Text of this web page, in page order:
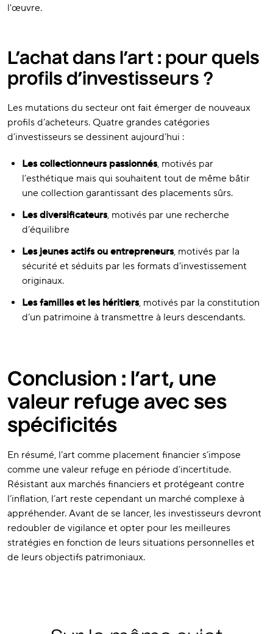
l'œuvre.
L’achat dans l’art : pour quels
profils d’investisseurs ?
Les mutations du secteur ont fait émerger de nouveaux
profils d’acheteurs. Quatre grandes catégories
d’investisseurs se dessinent aujourd’hui :
Les collectionneurs passionnés, motivés par
l’esthétique mais qui souhaitent tout de même bâtir
une collection garantissant des placements sûrs.
Les diversificateurs, motivés par une recherche
d’équilibre
Les jeunes actifs ou entrepreneurs, motivés par la
sécurité et séduits par les formats d’investissement
originaux.
Les familles et les héritiers, motivés par la constitution
d’un patrimoine à transmettre à leurs descendants.
Conclusion : l’art, une
valeur refuge avec ses
spécificités
En résumé, l’art comme placement financier s’impose
comme une valeur refuge en période d’incertitude.
Résistant aux marchés financiers et protégeant contre
l’inflation, l’art reste cependant un marché complexe à
appréhender. Avant de se lancer, les investisseurs devront
redoubler de vigilance et opter pour les meilleures
stratégies en fonction de leurs situations personnelles et
de leurs objectifs patrimoniaux.